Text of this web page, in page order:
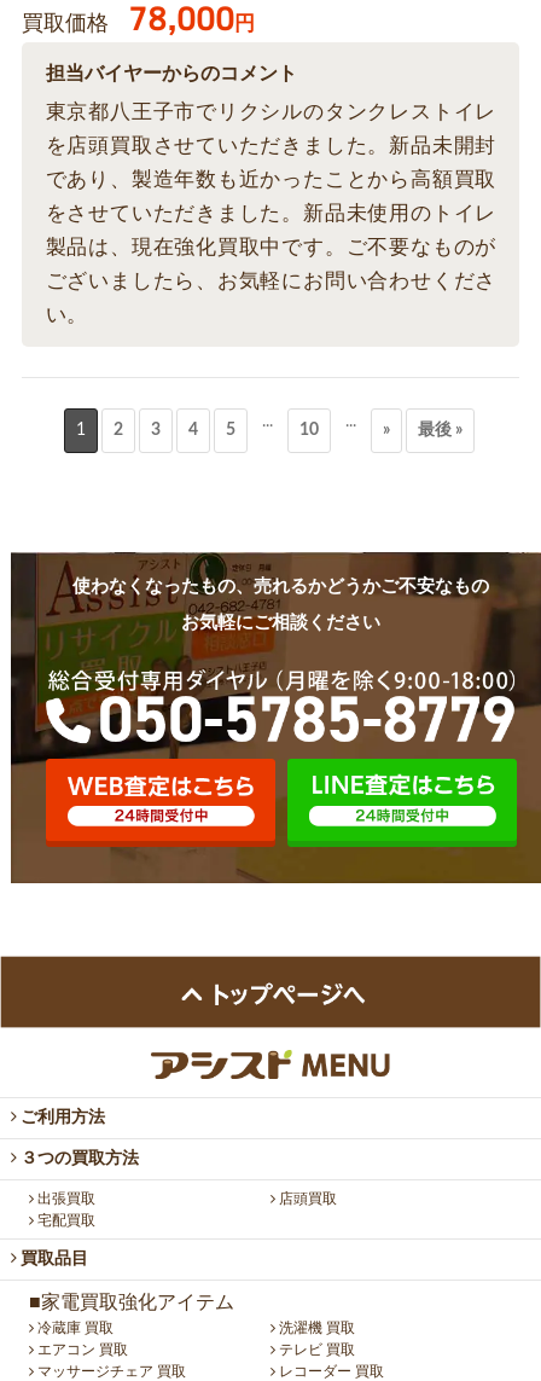
買取価格 78,000円
担当バイヤーからのコメント
東京都八王子市でリクシルのタンクレストイレ
を店頭買取させていただきました。新品未開封
であり、製造年数も近かったことから高額買取
をさせていただきました。新品未使用のトイレ
製品は、現在強化買取中です。ご不要なものが
ございましたら、お気軽にお問い合わせくださ
い。
1 2 3 4 5 ... 10 ... » 最後 »
使わなくなったもの、売れるかどうかご不安なもの
お気軽にご相談ください
ご利用方法
３つの買取方法
出張買取
店頭買取
宅配買取
買取品目
■家電買取強化アイテム
冷蔵庫 買取
洗濯機 買取
エアコン 買取
テレビ 買取
マッサージチェア 買取
レコーダー 買取